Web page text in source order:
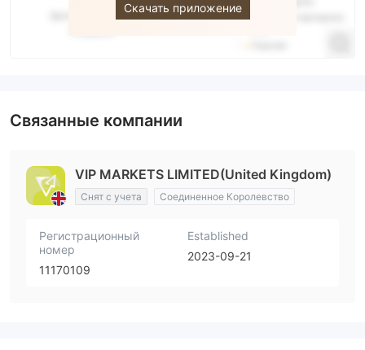
Скачать приложение
Связанные компании
VIP MARKETS LIMITED(United Kingdom)
Снят с учета Соединенное Королевство
Регистрационный
номер
11170109
Established
2023-09-21